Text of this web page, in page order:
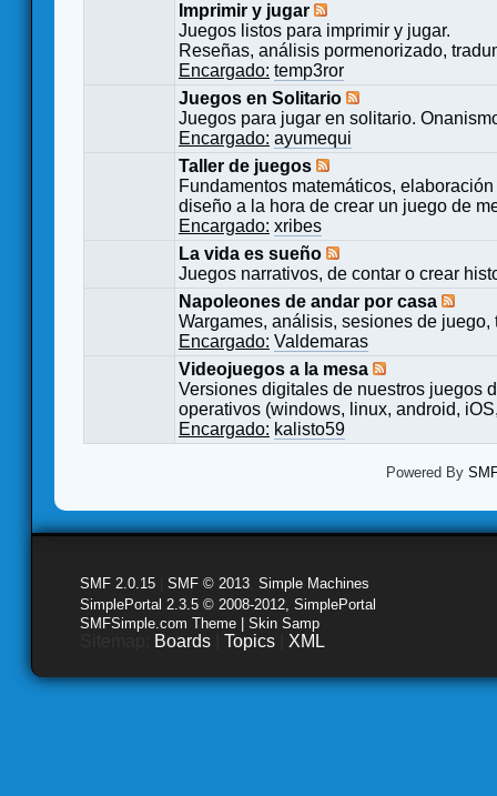
Imprimir y jugar
Juegos listos para imprimir y jugar.
Reseñas, análisis pormenorizado,
Encargado: temp3ror
Juegos en Solitario
Juegos para jugar en solitario.
Encargado: ayumequi
Taller de juegos
Fundamentos matemáticos,
diseño a la hora de crear un juego de
Encargado: xribes
La vida es sueño
Juegos narrativos, de contar o crear
Napoleones de andar por casa
Wargames, análisis, sesiones de
Encargado: Valdemaras
Videojuegos a la mesa
Versiones digitales de nuestros juegos
operativos (windows, linux, android,
Encargado: kalisto59
Powered By
SMF 2.0.15 SMF © 2013 Simple Machines
SimplePortal 2.3.5 © 2008-2012, SimplePortal
SMFSimple.com Theme | Skin Samp
Boards Topics XML